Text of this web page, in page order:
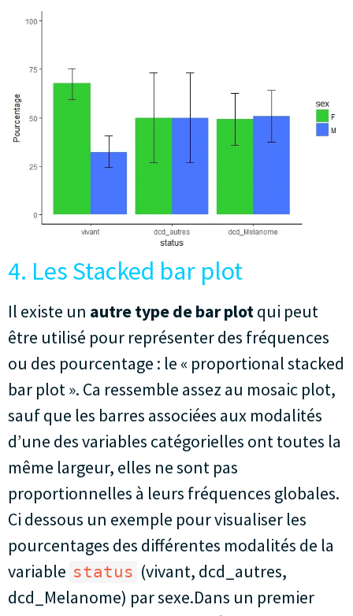
4. Les Stacked bar plot
Il existe un autre type de bar plotqui peut
être utilisé pour représenter des fréquences
ou des pourcentage : le « proportional stacked
bar plot ». Ca ressemble assez au mosaic plot,
sauf que les barres associées aux modalités
d’une des variables catégorielles ont toutes la
même largeur, elles ne sont pas
proportionnelles à leurs fréquences globales.
Ci dessous un exemple pour visualiser les
pourcentages des différentes modalités de la
variable status (vivant, dcd_autres,
dcd_Melanome) par sexe.Dans un premier